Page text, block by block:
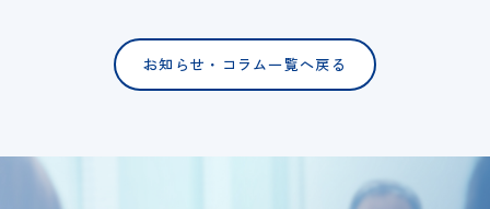
お知らせ・コラム一覧へ戻る